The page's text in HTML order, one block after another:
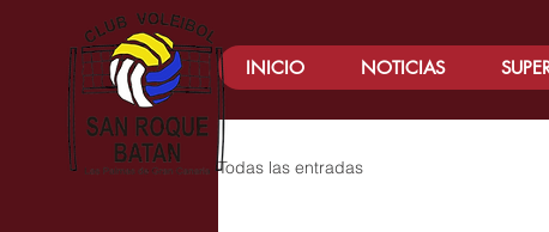
INICIO NOTICIAS
Todas las entradas